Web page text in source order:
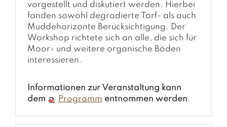
vorgestellt und diskutiert werden. Hierbei
fanden sowohl degradierte Torf- als auch
Muddehorizonte Berücksichtigung. Der
Workshop richtete sich an alle, die sich für
Moor- und weitere organische Böden
interessieren.
Informationen zur Veranstaltung kann
dem
Programm entnommen werden.